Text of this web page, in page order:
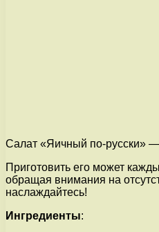
Салат «Яичный по-русски» —
Приготовить его может
обращая внимания на
наслаждайтесь!
Ингредиенты: